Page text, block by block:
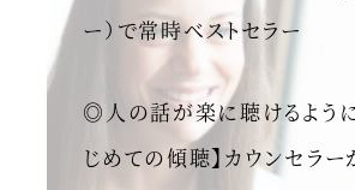
ー）で常時ベストセラー
◎人の話が楽に聴けるよう
じめての傾聴】カウンセラ